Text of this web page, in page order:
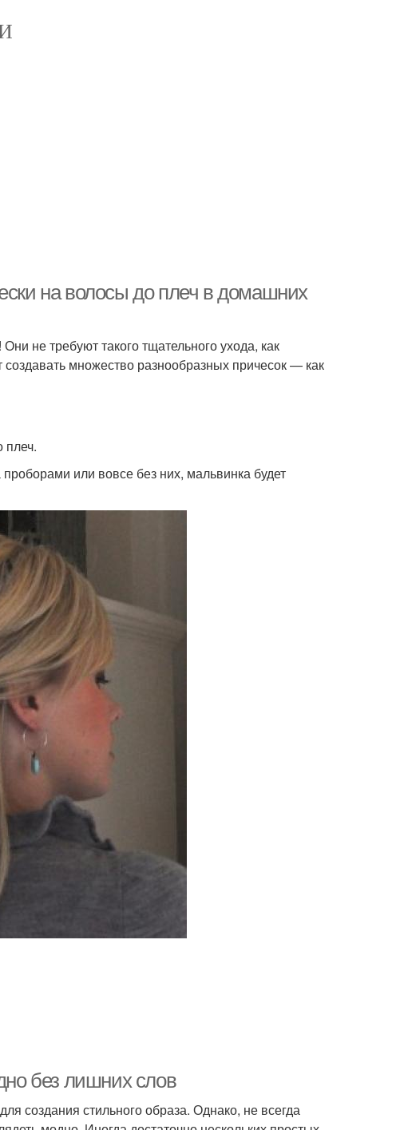
на волосы до плеч в домашних
не требуют такого тщательного ухода, как
множество разнообразных причесок — как
плеч.
или вовсе без них, мальвинка будет
без лишних слов
создания стильного образа. Однако, не всегда